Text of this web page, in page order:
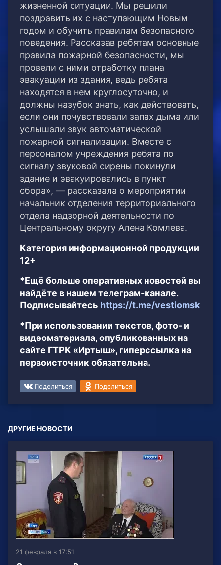
жизненной ситуации. Мы решили
поздравить их с наступающим Новым
годом и обучить правилам безопасного
поведения. Рассказав ребятам основные
правила пожарной безопасности, мы
провели с ними отработку плана
эвакуации из здания, ведь ребята
находятся в нем круглосуточно, и
должны назубок знать, как действовать,
если они почувствовали запах дыма или
услышали звук автоматической
пожарной сигнализации. Вместе с
персоналом учреждения ребята по
сигналу звуковой сирены покинули
здание и эвакуировались в пункт
сбора», — рассказала о мероприятии
начальник отделения территориального
отдела надзорной деятельности по
Центральному округу Алена Комлева.
Категория информационной продукции
12+
*Ещё больше оперативных новостей вы
найдёте в нашем телеграм-канале.
Подписывайтесь https://t.me/vestiomsk
*При использовании текстов, фото- и
видеоматериала, опубликованных на
сайте ГТРК «Иртыш», гиперссылка на
первоисточник обязательна.
Поделиться Поделиться
ДРУГИЕ НОВОСТИ
21 февраля в 17:51